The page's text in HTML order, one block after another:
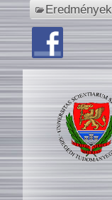
Eredmények